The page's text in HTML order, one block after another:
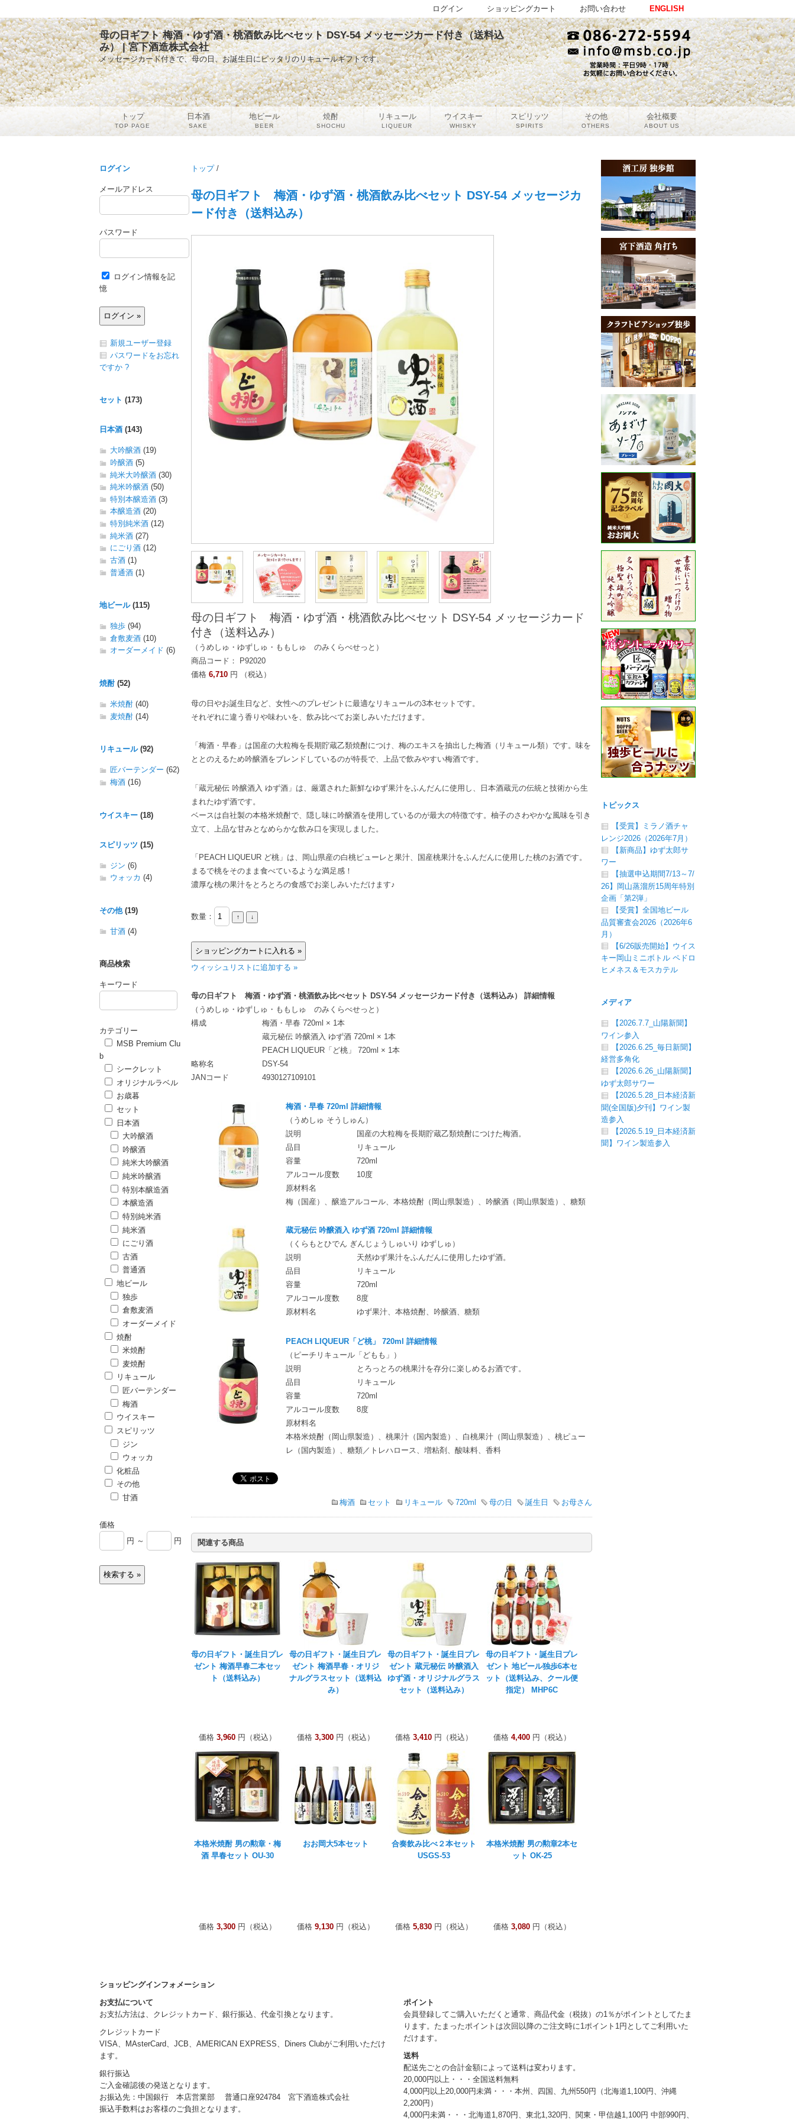
母の日ギフト 梅酒・ゆず酒・桃酒飲み比べセット DSY-54 メッセージカード付き（送料込
み） | 宮下酒造株式会社
メッセージカード付きで、母の日、お誕生日にピッタリのリキュールギフトです。
トップ/
母の日ギフト 梅酒・ゆず酒・桃酒飲み比べセット DSY-54 メッセージカ
ード付き（送料込み）
母の日ギフト 梅酒・ゆず酒・桃酒飲み比べセット DSY-54 メッセージカード
付き（送料込み）
（うめしゅ・ゆずしゅ・ももしゅ のみくらべせっと）
商品コード： P92020
価格 6,710 円 （税込）
母の日やお誕生日など、女性へのプレゼントに最適なリキュールの3本セットです。
それぞれに違う香りや味わいを、飲み比べてお楽しみいただけます。
「梅酒・早春」は国産の大粒梅を長期貯蔵乙類焼酎につけ、梅のエキスを抽出した梅酒（リキュール類）です。味を
ととのえるため吟醸酒をブレンドしているのが特長で、上品で飲みやすい梅酒です。
「蔵元秘伝 吟醸酒入 ゆず酒」は、厳選された新鮮なゆず果汁をふんだんに使用し、日本酒蔵元の伝統と技術から生
まれたゆず酒です。
ベースは自社製の本格米焼酎で、隠し味に吟醸酒を使用しているのが最大の特徴です。柚子のさわやかな風味を引き
立て、上品な甘みとなめらかな飲み口を実現しました。
「PEACH LIQUEUR ど桃」は、岡山県産の白桃ピューレと果汁、国産桃果汁をふんだんに使用した桃のお酒です。
まるで桃をそのまま食べているような満足感！
濃厚な桃の果汁をとろとろの食感でお楽しみいただけます♪
数量：
ウィッシュリストに追加する »
母の日ギフト 梅酒・ゆず酒・桃酒飲み比べセット DSY-54 メッセージカード付き（送料込み） 詳細情報
（うめしゅ・ゆずしゅ・ももしゅ のみくらべせっと）
構成
梅酒・早春 720ml × 1本
蔵元秘伝 吟醸酒入 ゆず酒 720ml × 1本
PEACH LIQUEUR「ど桃」 720ml × 1本
略称名
DSY-54
JANコード
4930127109101
梅酒・早春 720ml 詳細情報
（うめしゅ そうしゅん）
説明
国産の大粒梅を長期貯蔵乙類焼酎につけた梅酒。
品目
リキュール
容量
720ml
アルコール度数
10度
原材料名
梅（国産）、醸造アルコール、本格焼酎（岡山県製造）、吟醸酒（岡山県製造）、糖類
蔵元秘伝 吟醸酒入 ゆず酒 720ml 詳細情報
（くらもとひでん ぎんじょうしゅいり ゆずしゅ）
説明
天然ゆず果汁をふんだんに使用したゆず酒。
品目
リキュール
容量
720ml
アルコール度数
8度
原材料名
ゆず果汁、本格焼酎、吟醸酒、糖類
PEACH LIQUEUR「ど桃」 720ml 詳細情報
（ピーチリキュール「どもも」）
説明
とろっとろの桃果汁を存分に楽しめるお酒です。
品目
リキュール
容量
720ml
アルコール度数
8度
原材料名
本格米焼酎（岡山県製造）、桃果汁（国内製造）、白桃果汁（岡山県製造）、桃ピュー
レ（国内製造）、糖類／トレハロース、増粘剤、酸味料、香料
梅酒 セット リキュール 720ml 母の日 誕生日 お母さん
関連する商品
母の日ギフト・誕生日プレ
ゼント 梅酒早春二本セッ
ト（送料込み）
価格 3,960円（税込）
母の日ギフト・誕生日プレ
ゼント 梅酒早春・オリジ
ナルグラスセット（送料込
み）
価格 3,300円（税込）
母の日ギフト・誕生日プレ
ゼント 蔵元秘伝 吟醸酒入
ゆず酒・オリジナルグラス
セット（送料込み）
価格 3,410円（税込）
母の日ギフト・誕生日プレ
ゼント 地ビール独歩6本セ
ット（送料込み、クール便
指定） MHP6C
価格 4,400円（税込）
本格米焼酎 男の勲章・梅
酒 早春セット OU-30
価格 3,300円（税込）
おお岡大5本セット
価格 9,130円（税込）
合奏飲み比べ２本セット
USGS-53
価格 5,830円（税込）
本格米焼酎 男の勲章2本セ
ット OK-25
価格 3,080円（税込）
ログイン
メールアドレス
パスワード
ログイン情報を記
憶
新規ユーザー登録
パスワードをお忘れ
ですか ?
セット (173)
日本酒 (143)
大吟醸酒 (19)
吟醸酒 (5)
純米大吟醸酒 (30)
純米吟醸酒 (50)
特別本醸造酒 (3)
本醸造酒 (20)
特別純米酒 (12)
純米酒 (27)
にごり酒 (12)
古酒 (1)
普通酒 (1)
地ビール(115)
独歩 (94)
倉敷麦酒 (10)
オーダーメイド (6)
焼酎(52)
米焼酎 (40)
麦焼酎 (14)
リキュール(92)
匠バーテンダー (62)
梅酒 (16)
ウイスキー (18)
スピリッツ (15)
ジン (6)
ウォッカ (4)
その他(19)
甘酒 (4)
商品検索
キーワード
カテゴリー
MSB Premium Clu
b
シークレット
オリジナルラベル
お歳暮
セット
日本酒
大吟醸酒
吟醸酒
純米大吟醸酒
純米吟醸酒
特別本醸造酒
本醸造酒
特別純米酒
純米酒
にごり酒
古酒
普通酒
地ビール
独歩
倉敷麦酒
オーダーメイド
焼酎
米焼酎
麦焼酎
リキュール
匠バーテンダー
梅酒
ウイスキー
スピリッツ
ジン
ウォッカ
化粧品
その他
甘酒
価格
円 ～
円
トピックス
【受賞】ミラノ酒チャ
レンジ2026（2026年7月）
【新商品】ゆず太郎サ
ワー
【抽選申込期間7/13～7/
26】岡山蒸溜所15周年特別
企画「第2弾」
【受賞】全国地ビール
品質審査会2026（2026年6
月）
【6/26販売開始】ウイス
キー岡山ミニボトル ペドロ
ヒメネス＆モスカテル
メディア
【2026.7.7_山陽新聞】
ワイン参入
【2026.6.25_毎日新聞】
経営多角化
【2026.6.26_山陽新聞】
ゆず太郎サワー
【2026.5.28_日本経済新
聞(全国版)夕刊】ワイン製
造参入
【2026.5.19_日本経済新
聞】ワイン製造参入
ショッピングインフォメーション
お支払について
お支払方法は、クレジットカード、銀行振込、代金引換となります。
クレジットカード
VISA、MAsterCard、JCB、AMERICAN EXPRESS、Diners Clubがご利用いただけ
ます。
銀行振込
ご入金確認後の発送となります。
お振込先：中国銀行 本店営業部 普通口座924784 宮下酒造株式会社
振込手数料はお客様のご負担となります。
ポイント
会員登録してご購入いただくと通常、商品代金（税抜）の1％がポイントとしてたま
ります。たまったポイントは次回以降のご注文時に1ポイント1円としてご利用いた
だけます。
送料
配送先ごとの合計金額によって送料は変わります。
20,000円以上・・・全国送料無料
4,000円以上20,000円未満・・・本州、四国、九州550円（北海道1,100円、沖縄
2,200円）
4,000円未満・・・北海道1,870円、東北1,320円、関東・甲信越1,100円 中部990円、
トップ
TOP PAGE
日本酒
SAKE
地ビール
BEER
焼酎
SHOCHU
リキュール
LIQUEUR
ウイスキー
WHISKY
スピリッツ
SPIRITS
その他
OTHERS
会社概要
ABOUT US
ENGLISH
お問い合わせ
ショッピングカート
ログイン